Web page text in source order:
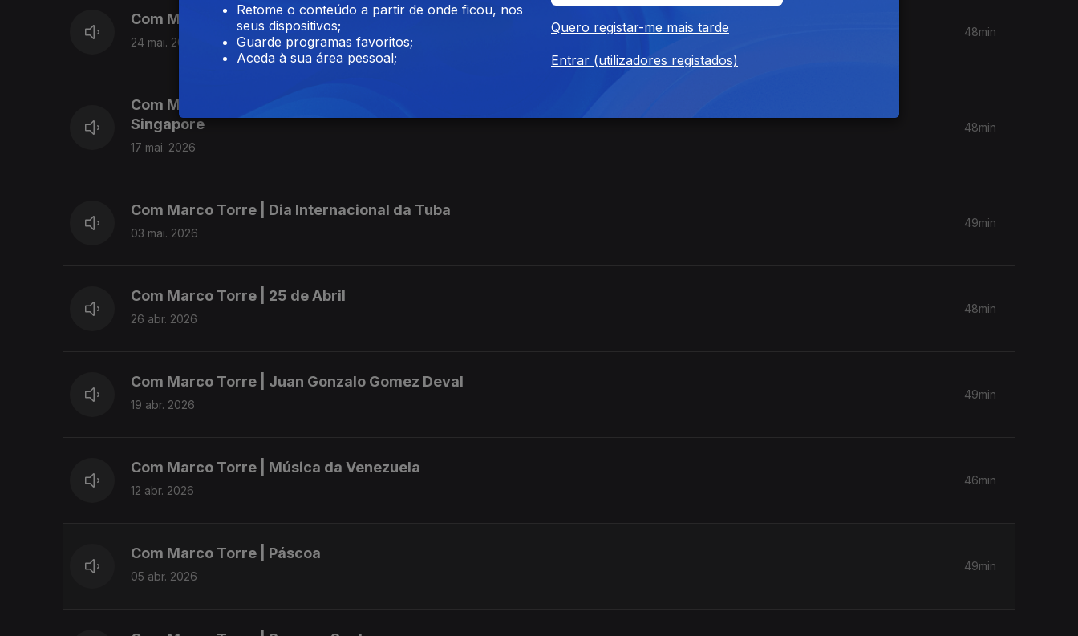
Com Marco Torre | Dia dos Açores
24 mai. 2026
48min
Com Marco Torre | Concerto West Winds | Band of the Bukit Batok Community Club -
Singapore
17 mai. 2026
48min
Com Marco Torre | Dia Internacional da Tuba
03 mai. 2026
49min
Com Marco Torre | 25 de Abril
26 abr. 2026
48min
Com Marco Torre | Juan Gonzalo Gomez Deval
19 abr. 2026
49min
Com Marco Torre | Música da Venezuela
12 abr. 2026
46min
Com Marco Torre | Páscoa
05 abr. 2026
49min
Retome o conteúdo a partir de onde ficou, nos
seus dispositivos;
Guarde programas favoritos;
Aceda à sua área pessoal;
Quero registar-me mais tarde
Entrar (utilizadores registados)